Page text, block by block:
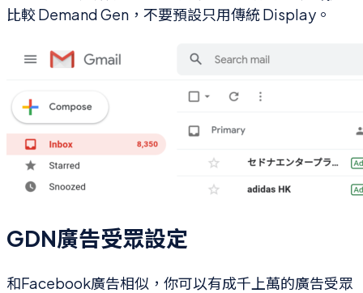
比較 Demand Gen，不要預設只用傳統 Display。
GDN廣告受眾設定
和Facebook廣告相似，你可以有成千上萬的廣告受眾